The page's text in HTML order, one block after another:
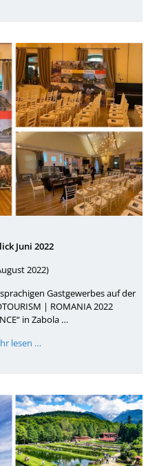
Juni 2022
2022)
Gastgewerbes auf der
| ROMANIA 2022
in Zabola …
lesen …